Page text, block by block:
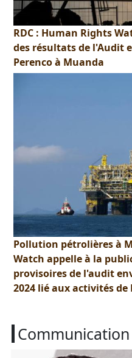
RDC : Human Rights
des résultats de l'Audit
Perenco à Muanda
Pollution pétrolières à
Watch appelle à la
provisoires de l'audit
2024 lié aux activités de
Communication